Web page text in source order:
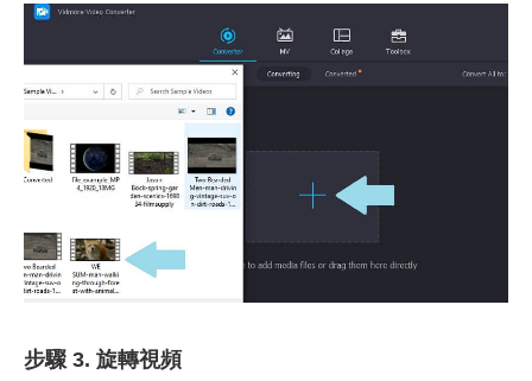
步驟 3. 旋轉視頻